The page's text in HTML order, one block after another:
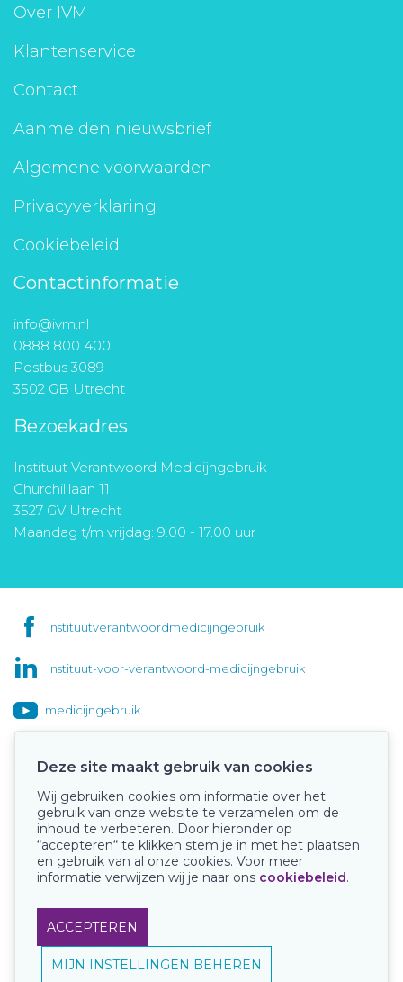
Over IVM
Klantenservice
Contact
Aanmelden nieuwsbrief
Algemene voorwaarden
Privacyverklaring
Cookiebeleid
Contactinformatie
info@ivm.nl
0888 800 400
Postbus 3089
3502 GB Utrecht
Bezoekadres
Instituut Verantwoord Medicijngebruik
Churchilllaan 11
3527 GV Utrecht
Maandag t/m vrijdag: 9.00 - 17.00 uur
instituutverantwoordmedicijngebruik
instituut-voor-verantwoord-medicijngebruik
medicijngebruik
Onze keurmerken
Deze site maakt gebruik van cookies
Wij gebruiken cookies om informatie over het
gebruik van onze website te verzamelen om de
inhoud te verbeteren. Door hieronder op
“accepteren“ te klikken stem je in met het plaatsen
en gebruik van al onze cookies. Voor meer
informatie verwijzen wij je naar ons cookiebeleid.
ACCEPTEREN
MIJN INSTELLINGEN BEHEREN